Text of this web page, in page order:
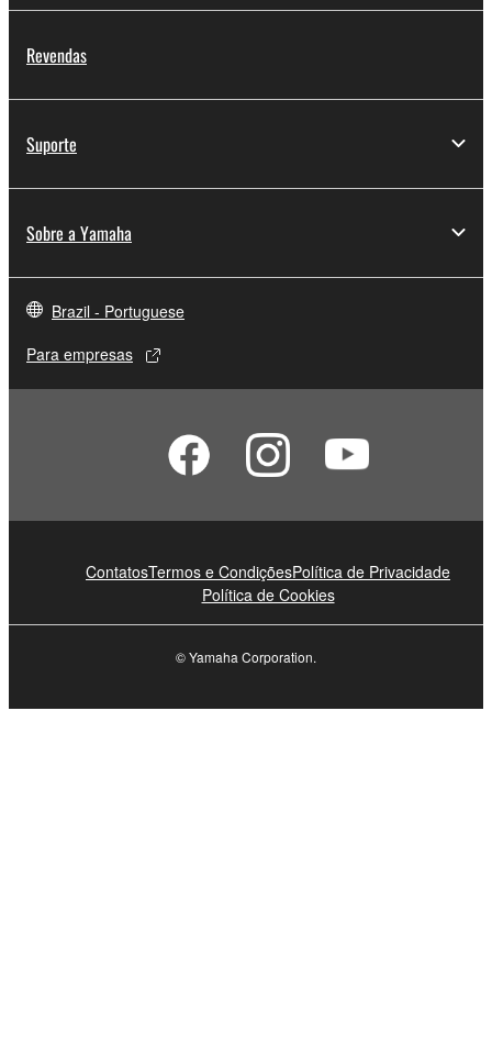
Revendas
Suporte
Sobre a Yamaha
Brazil - Portuguese
Para empresas
ContatosTermos e CondiçõesPolítica de Privacidade
Política de Cookies
© Yamaha Corporation.